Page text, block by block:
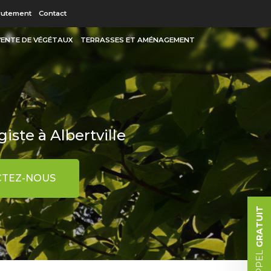
GRATUIT
Contact
DE VÉGÉTAUX TERRASSES ET AMÉNAGEMENT
à Albertville
NOUS